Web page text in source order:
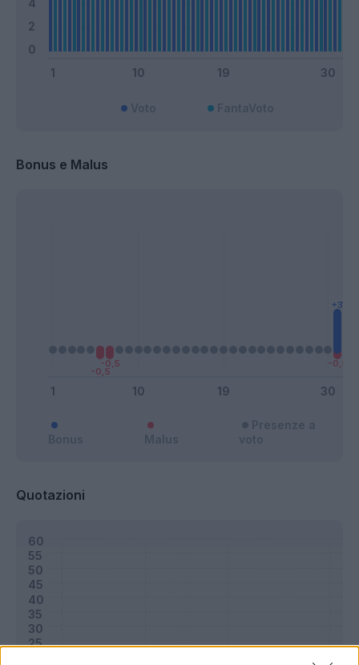
Bonus e Malus
Quotazioni